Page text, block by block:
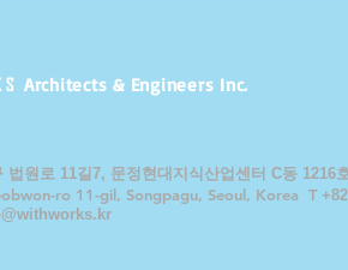
Architects & Engineers Inc.
법원로 11길7, 문정현대지식산업센터 C동 1216
ro 11-gil, Songpagu, Seoul, Korea T